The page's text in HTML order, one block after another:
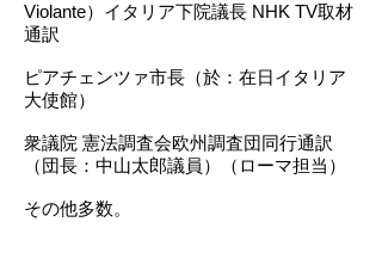
Violante）イタリア下院議長 NHK TV取材
通訳
ピアチェンツァ市長（於：在日イタリア
大使館）
衆議院 憲法調査会欧州調査団同行通訳
（団長：中山太郎議員）（ローマ担当）
その他多数。